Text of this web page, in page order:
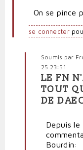
On se pince
se connecter
Soumis par
25 23:51
En
réponse
à
République
débande
face
LE FN
TOUT
DE
Depuis le
Bourdin: